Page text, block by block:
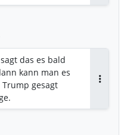
das es bald
kann man es
gesagt